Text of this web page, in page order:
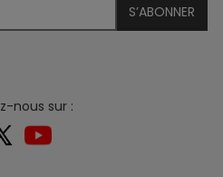
S’ABONNER
nous sur :